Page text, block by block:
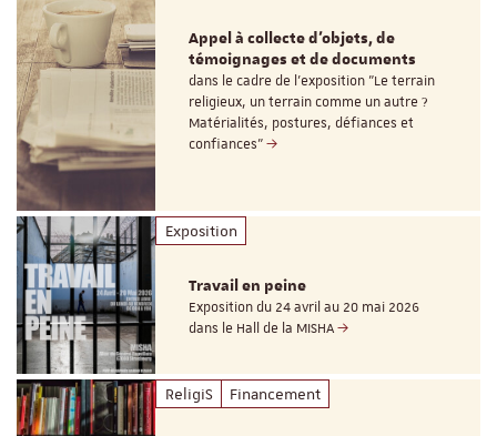
Appel à collecte d'objets, de
témoignages et de documents
dans le cadre de l'exposition "Le terrain
religieux, un terrain comme un autre ?
Matérialités, postures, défiances et
confiances"
Exposition
Travail en peine
Exposition du 24 avril au 20 mai 2026
dans le Hall de la MISHA
ReligiS Financement